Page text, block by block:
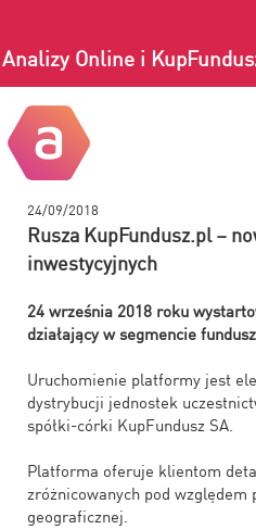
Online i
24/09/2018
Rusza KupFundusz.pl –
inwestycyjnych
24 września 2018 roku
działający w segmencie
Uruchomienie platformy jest
dystrybucji jednostek
spółki-córki KupFundusz SA.
Platforma oferuje klientom
zróżnicowanych pod
geograficznej.